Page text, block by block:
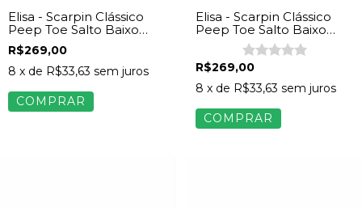
Elisa - Scarpin Clássico
Peep Toe Salto Baixo
Napa Off White
R$269,00
8 x de R$33,63 sem juros
COMPRAR
Elisa - Scarpin Clássico
Peep Toe Salto Baixo
Napa Preto
R$269,00
8 x de R$33,63 sem juros
COMPRAR